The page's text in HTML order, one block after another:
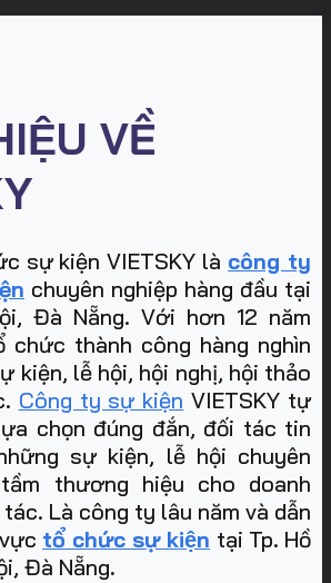
VỀ
sự kiện VIETSKY là công ty
chuyên nghiệp hàng đầu tại
Đà Nẵng. Với hơn 12 năm
chức thành công hàng nghìn
kiện, lễ hội, hội nghị, hội thảo
Công ty sự kiện VIETSKY tự
chọn đúng đắn, đối tác tin
sự kiện, lễ hội chuyên
thương hiệu cho doanh
Là công ty lâu năm và dẫn
tổ chức sự kiện tại Tp. Hồ
Đà Nẵng.